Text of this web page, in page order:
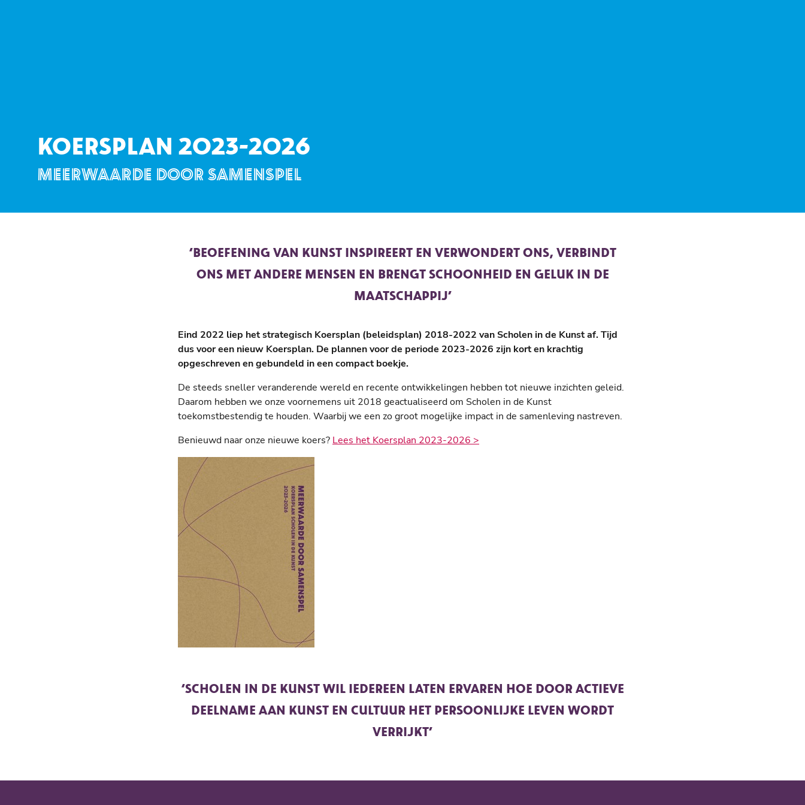
KOERSPLAN 2023-2026
MEERWAARDE DOOR SAMENSPEL
‘BEOEFENING VAN KUNST INSPIREERT EN VERWONDERT ONS, VERBINDT
ONS MET ANDERE MENSEN EN BRENGT SCHOONHEID EN GELUK IN DE
MAATSCHAPPIJ’
Eind 2022 liep het strategisch Koersplan (beleidsplan) 2018-2022 van Scholen in de Kunst af. Tijd
dus voor een nieuw Koersplan. De plannen voor de periode 2023-2026 zijn kort en krachtig
opgeschreven en gebundeld in een compact boekje.
De steeds sneller veranderende wereld en recente ontwikkelingen hebben tot nieuwe inzichten geleid.
Daarom hebben we onze voornemens uit 2018 geactualiseerd om Scholen in de Kunst
toekomstbestendig te houden. Waarbij we een zo groot mogelijke impact in de samenleving nastreven.
Benieuwd naar onze nieuwe koers? Lees het Koersplan 2023-2026 >
‘SCHOLEN IN DE KUNST WIL IEDEREEN LATEN ERVAREN HOE DOOR ACTIEVE
DEELNAME AAN KUNST EN CULTUUR HET PERSOONLIJKE LEVEN WORDT
VERRIJKT’